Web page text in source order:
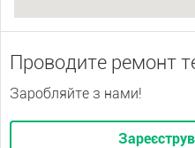
Проводите ремонт
Заробляйте з нами!